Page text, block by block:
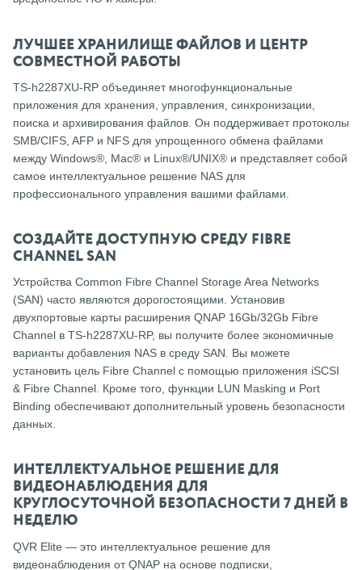
ЛУЧШЕЕ ХРАНИЛИЩЕ ФАЙЛОВ И ЦЕНТР
СОВМЕСТНОЙ РАБОТЫ
TS-h2287XU-RP объединяет многофункциональные
приложения для хранения, управления, синхронизации,
поиска и архивирования файлов. Он поддерживает протоколы
SMB/CIFS, AFP и NFS для упрощенного обмена файлами
между Windows®, Mac® и Linux®/UNIX® и представляет собой
самое интеллектуальное решение NAS для
профессионального управления вашими файлами.
СОЗДАЙТЕ ДОСТУПНУЮ СРЕДУ FIBRE
CHANNEL SAN
Устройства Common Fibre Channel Storage Area Networks
(SAN) часто являются дорогостоящими. Установив
двухпортовые карты расширения QNAP 16Gb/32Gb Fibre
Channel в TS-h2287XU-RP, вы получите более экономичные
варианты добавления NAS в среду SAN. Вы можете
установить цель Fibre Channel с помощью приложения iSCSI
& Fibre Channel. Кроме того, функции LUN Masking и Port
Binding обеспечивают дополнительный уровень безопасности
данных.
ИНТЕЛЛЕКТУАЛЬНОЕ РЕШЕНИЕ ДЛЯ
ВИДЕОНАБЛЮДЕНИЯ ДЛЯ
КРУГЛОСУТОЧНОЙ БЕЗОПАСНОСТИ 7 ДНЕЙ В
НЕДЕЛЮ
QVR Elite — это интеллектуальное решение для
видеонаблюдения от QNAP на основе подписки,